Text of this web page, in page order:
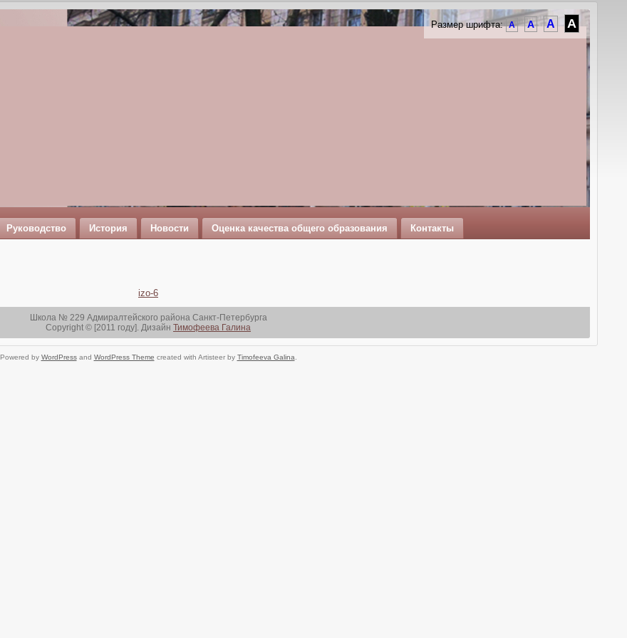
Размер шрифта: A A A A
Руководство История Новости Оценка качества общего образования Контакты
izo-6
Школа № 229 Адмиралтейского района Санкт-Петербурга
Copyright © [2011 году]. Дизайн Тимофеева Галина
Powered by WordPressand WordPress Theme created with Artisteer by Timofeeva Galina